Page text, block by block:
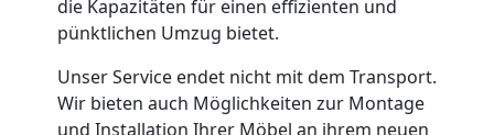
die Kapazitäten für einen effizienten und
pünktlichen Umzug bietet.
Unser Service endet nicht mit dem Transport.
Wir bieten auch Möglichkeiten zur Montage
und Installation Ihrer Möbel an ihrem neuen
Leonding